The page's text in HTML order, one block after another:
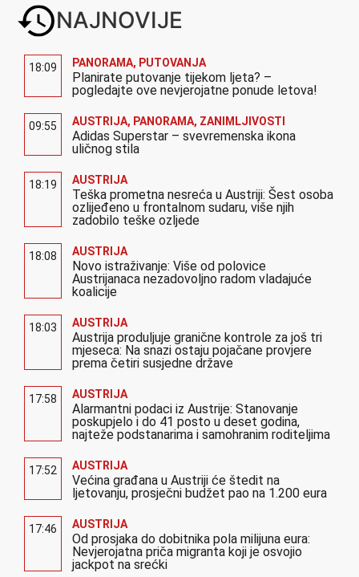
NAJNOVIJE
18:09 PANORAMA, PUTOVANJA
Planirate putovanje tijekom ljeta? –
pogledajte ove nevjerojatne ponude letova!
09:55 AUSTRIJA, PANORAMA, ZANIMLJIVOSTI
Adidas Superstar – svevremenska ikona
uličnog stila
18:19 AUSTRIJA
Teška prometna nesreća u Austriji: Šest osoba
ozlijeđeno u frontalnom sudaru, više njih
zadobilo teške ozljede
18:08 AUSTRIJA
Novo istraživanje: Više od polovice
Austrijanaca nezadovoljno radom vladajuće
koalicije
18:03 AUSTRIJA
Austrija produljuje granične kontrole za još tri
mjeseca: Na snazi ostaju pojačane provjere
prema četiri susjedne države
17:58 AUSTRIJA
Alarmantni podaci iz Austrije: Stanovanje
poskupjelo i do 41 posto u deset godina,
najteže podstanarima i samohranim roditeljima
17:52 AUSTRIJA
Većina građana u Austriji će štedit na
ljetovanju, prosječni budžet pao na 1.200 eura
17:46 AUSTRIJA
Od prosjaka do dobitnika pola milijuna eura:
Nevjerojatna priča migranta koji je osvojio
jackpot na srećki